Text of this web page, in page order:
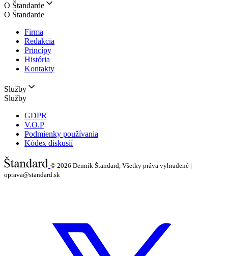
O Štandarde
O Štandarde
Firma
Redakcia
Princípy
História
Kontakty
Služby
Služby
GDPR
V.O.P
Podmienky používania
Kódex diskusií
© 2026 Denník Štandard, Všetky práva vyhradené |
oprava@standard.sk